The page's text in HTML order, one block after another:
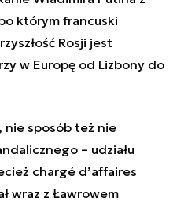
którym francuski
Rosji jest
w Europę od Lizbony do
nie sposób też nie
– udziału
chargé d’affaires
wraz z Ławrowem